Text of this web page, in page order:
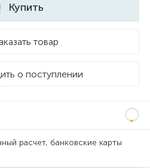
Купить
товар
о поступлении
расчет, банковские карты